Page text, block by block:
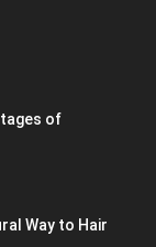
of
Way to Hair